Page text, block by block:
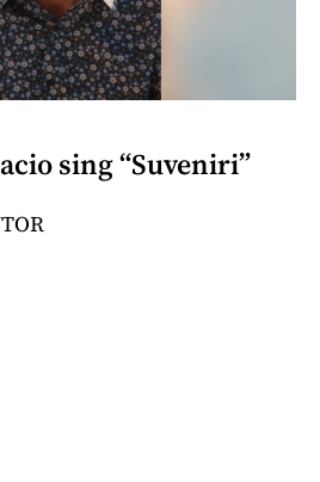
sing “Suveniri”